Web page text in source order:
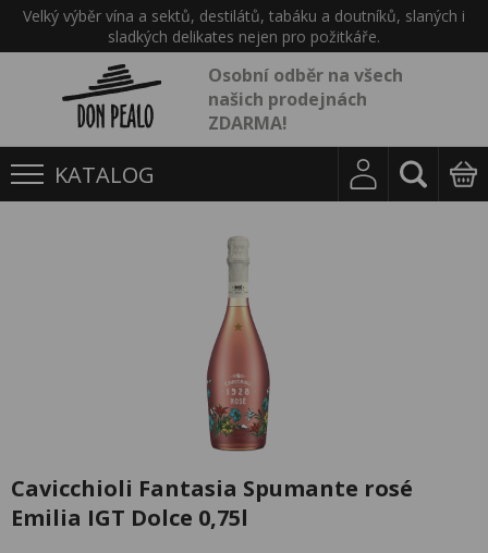
Velký výběr vína a sektů, destilátů, tabáku a doutníků, slaných i
sladkých delikates nejen pro požitkáře.
Osobní odběr na všech
našich prodejnách
ZDARMA!
KATALOG
Cavicchioli Fantasia Spumante rosé
Emilia IGT Dolce 0,75l